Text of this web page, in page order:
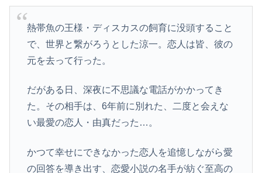
熱帯魚の王様・ディスカスの飼育に没頭すること
で、世界と繋がろうとした涼一。恋人は皆、彼の
元を去って行った。
だがある日、深夜に不思議な電話がかかってき
た。その相手は、6年前に別れた、二度と会えな
い最愛の恋人・由真だった…。
かつて幸せにできなかった恋人を追憶しながら愛
の回答を導き出す、恋愛小説の名手が紡ぐ至高の